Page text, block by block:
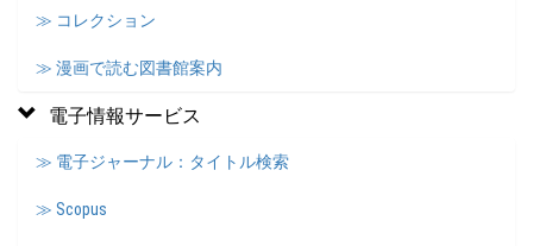
≫ コレクション
≫ 漫画で読む図書館案内
電子情報サービス
≫ 電子ジャーナル：タイトル検索
≫ Scopus